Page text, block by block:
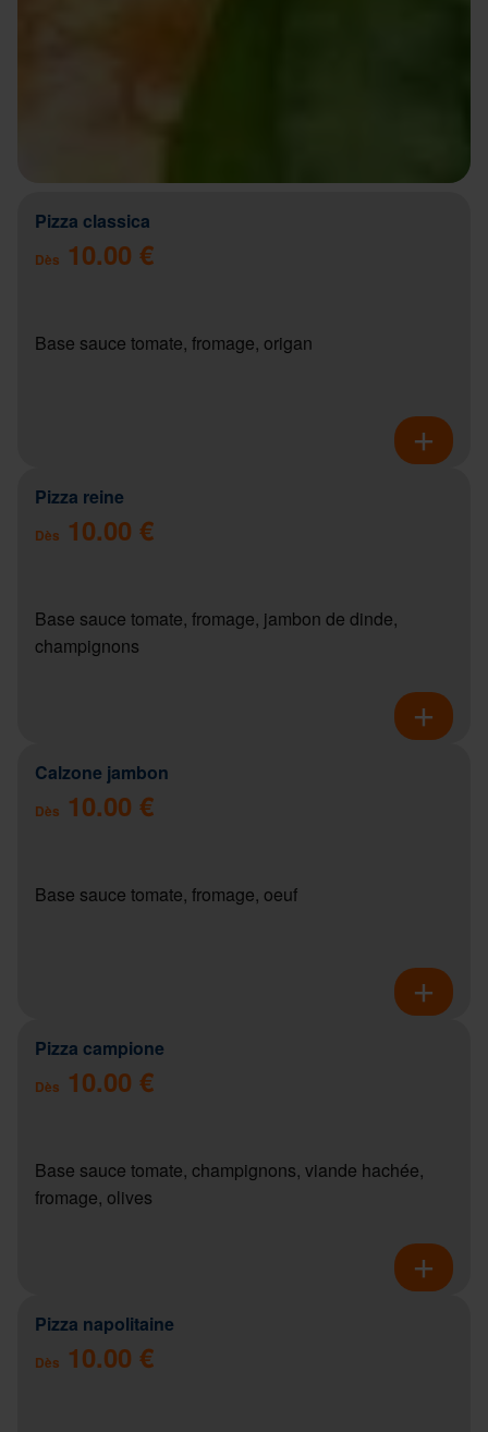
Pizza classica
Dès 10.00 €
Base sauce tomate, fromage, origan
Pizza reine
Dès 10.00 €
Base sauce tomate, fromage, jambon de dinde,
champignons
Calzone jambon
Dès 10.00 €
Base sauce tomate, fromage, oeuf
Pizza campione
Dès 10.00 €
Base sauce tomate, champignons, viande hachée,
fromage, olives
Pizza napolitaine
Dès 10.00 €